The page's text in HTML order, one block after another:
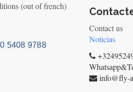
(out of french)
5408 9788
Contact us
Noticias
info@fly-